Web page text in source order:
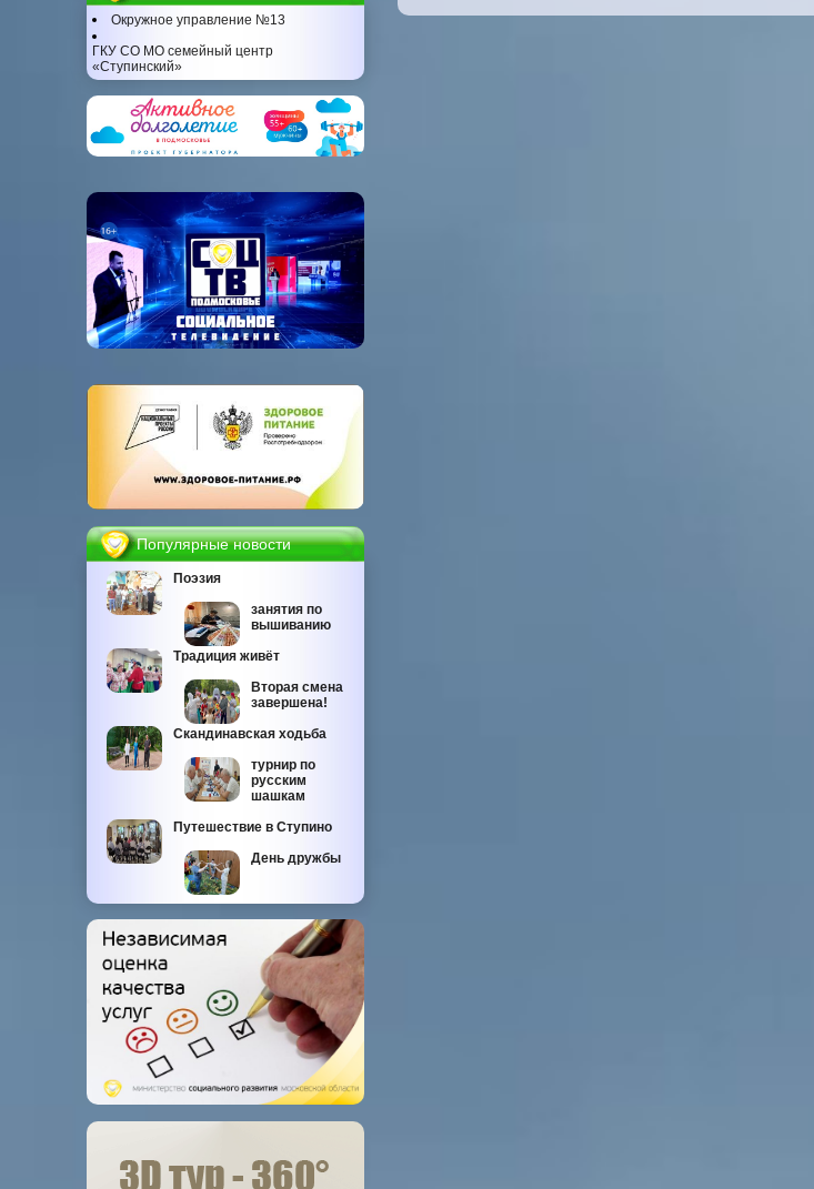
Окружное управление №13
ГКУ СО МО семейный центр
«Ступинский»
Популярные новости
Поэзия
занятия по
вышиванию
Традиция живёт
Вторая смена
завершена!
Скандинавская ходьба
турнир по
русским
шашкам
Путешествие в Ступино
День дружбы